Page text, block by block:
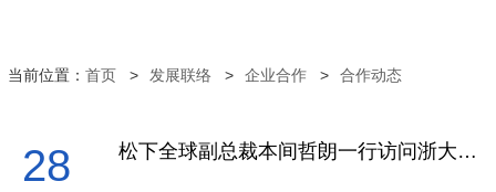
当前位置： 首页 发展联络 企业合作 合作动态
28 松下全球副总裁本间哲朗一行访问浙大管院